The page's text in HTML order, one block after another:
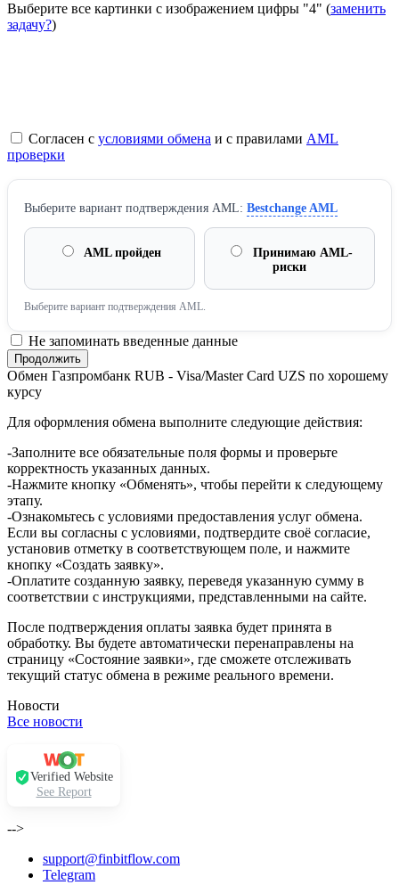
Выберите все картинки с изображением цифры "4" (заменить
задачу?)
Согласен с условиями обмена и с правилами AML
проверки
Выберите вариант подтверждения AML: Bestchange AML
AML пройден
Принимаю AML-
риски
Выберите вариант подтверждения AML.
Не запоминать введенные данные
Обмен Газпромбанк RUB - Visa/Master Card UZS по хорошему
курсу
Для оформления обмена выполните следующие действия:
-Заполните все обязательные поля формы и проверьте
корректность указанных данных.
-Нажмите кнопку «Обменять», чтобы перейти к следующему
этапу.
-Ознакомьтесь с условиями предоставления услуг обмена.
Если вы согласны с условиями, подтвердите своё согласие,
установив отметку в соответствующем поле, и нажмите
кнопку «Создать заявку».
-Оплатите созданную заявку, переведя указанную сумму в
соответствии с инструкциями, представленными на сайте.
После подтверждения оплаты заявка будет принята в
обработку. Вы будете автоматически перенаправлены на
страницу «Состояние заявки», где сможете отслеживать
текущий статус обмена в режиме реального времени.
Новости
Все новости
Verified Website
See Report
-->
support@finbitflow.com
Telegram